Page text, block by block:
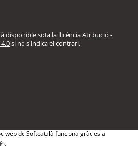
disponible sota la llicènciaAtribució -
si no s'indica el contrari.
web de Softcatalà funciona gràcies a